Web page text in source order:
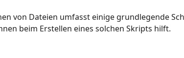
von Dateien umfasst einige grundlegende
beim Erstellen eines solchen Skripts hilft.